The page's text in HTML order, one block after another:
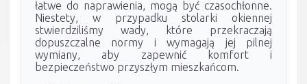
łatwe do naprawienia, mogą być czasochłonne.
Niestety, w przypadku stolarki okiennej
stwierdziliśmy wady, które przekraczają
dopuszczalne normy i wymagają jej pilnej
wymiany, aby zapewnić komfort i
bezpieczeństwo przyszłym mieszkańcom.